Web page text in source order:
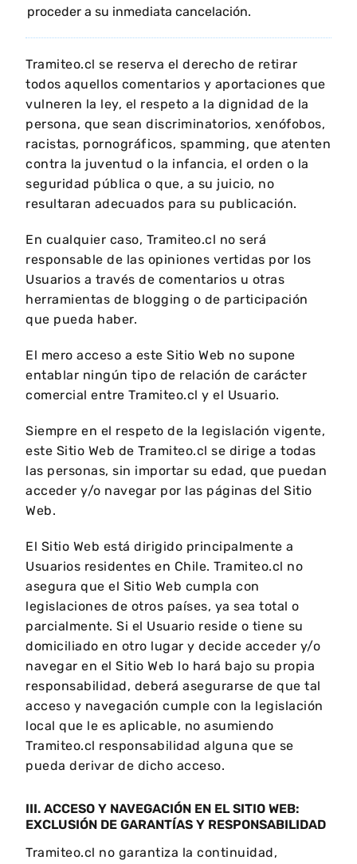
proceder a su inmediata cancelación.
Tramiteo.cl se reserva el derecho de retirar
todos aquellos comentarios y aportaciones que
vulneren la ley, el respeto a la dignidad de la
persona, que sean discriminatorios, xenófobos,
racistas, pornográficos, spamming, que atenten
contra la juventud o la infancia, el orden o la
seguridad pública o que, a su juicio, no
resultaran adecuados para su publicación.
En cualquier caso, Tramiteo.cl no será
responsable de las opiniones vertidas por los
Usuarios a través de comentarios u otras
herramientas de blogging o de participación
que pueda haber.
El mero acceso a este Sitio Web no supone
entablar ningún tipo de relación de carácter
comercial entre Tramiteo.cl y el Usuario.
Siempre en el respeto de la legislación vigente,
este Sitio Web de Tramiteo.cl se dirige a todas
las personas, sin importar su edad, que puedan
acceder y/o navegar por las páginas del Sitio
Web.
El Sitio Web está dirigido principalmente a
Usuarios residentes en Chile. Tramiteo.cl no
asegura que el Sitio Web cumpla con
legislaciones de otros países, ya sea total o
parcialmente. Si el Usuario reside o tiene su
domiciliado en otro lugar y decide acceder y/o
navegar en el Sitio Web lo hará bajo su propia
responsabilidad, deberá asegurarse de que tal
acceso y navegación cumple con la legislación
local que le es aplicable, no asumiendo
Tramiteo.cl responsabilidad alguna que se
pueda derivar de dicho acceso.
III. ACCESO Y NAVEGACIÓN EN EL SITIO WEB:
EXCLUSIÓN DE GARANTÍAS Y RESPONSABILIDAD
Tramiteo.cl no garantiza la continuidad,